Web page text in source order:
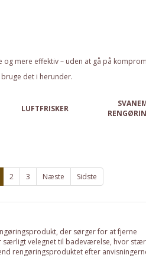
mere effektiv – uden at gå på
det i herunder.
LUFTFRISKER
2 3 Næste Sidste
der sørger for at fjerne
særligt velegnet til badeværelse, hvor
rengøringsproduktet efter